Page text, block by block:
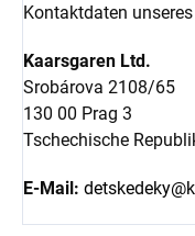
Kontaktdaten
Kaarsgaren Ltd.
Srobárova 2108/65
130 00 Prag 3
Tschechische
E-Mail: